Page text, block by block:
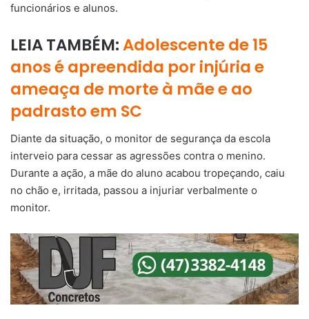
funcionários e alunos.
LEIA TAMBÉM:Adolescente de 15
anos é apreendida por injúria e
ameaça de morte à mãe e ao
padrasto em SC
Diante da situação, o monitor de segurança da escola
interveio para cessar as agressões contra o menino.
Durante a ação, a mãe do aluno acabou tropeçando, caiu
no chão e, irritada, passou a injuriar verbalmente o
monitor.